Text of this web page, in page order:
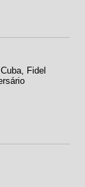
Fidel